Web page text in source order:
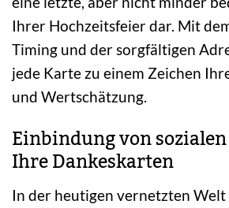
Ihrer Hochzeitsfeier dar. Mit
Timing und der sorgfältigen
jede Karte zu einem Zeichen
und Wertschätzung.
Einbindung von
Ihre Dankeskarten
In der heutigen vernetzten Welt